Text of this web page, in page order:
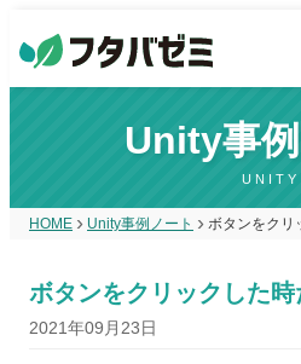
Unity事
UNITY
HOME Unity事例ノート ボタンをクリ
ボタンをクリックした
2021年09月23日